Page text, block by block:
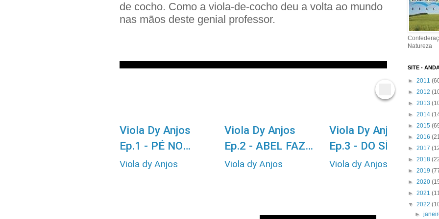
de cocho. Como a viola-de-cocho deu a volta ao mundo
nas mãos deste genial professor.
Viola Dy Anjos
Ep.1 - PÉ NO
BARRO E NOVAS
Viola dy Anjos
Viola Dy Anjos
Ep.2 - ABEL FAZ
UM AMIGO
Viola dy Anjos
Viola Dy Anjos
Ep.3 - DO SÍTIO
AO CENTRO
Viola dy Anjos
1
4
:
4
4
Natureza
SITE -
► 2011
► 2012
► 2013
► 2014
► 2015
► 2016
► 2017
► 2018
► 2019
► 2020
► 2021
▼ 2022
►